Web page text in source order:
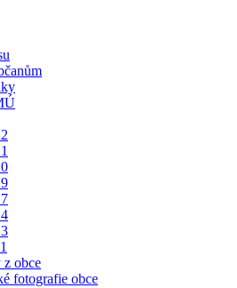
z obce
fotografie obce